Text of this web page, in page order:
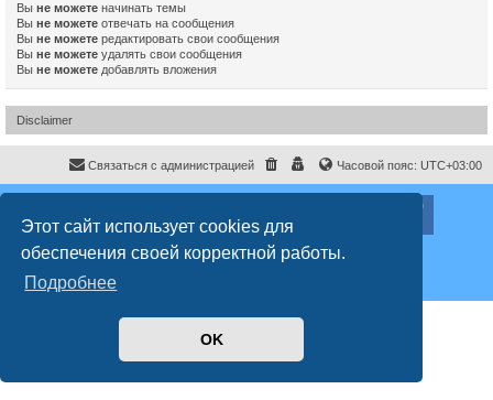
Этот сайт использует cookies для
обеспечения своей корректной работы.
Подробнее
OK
Вы не можете начинать темы
Вы не можете отвечать на сообщения
Вы не можете редактировать свои сообщения
Вы не можете удалять свои сообщения
Вы не можете добавлять вложения
Disclaimer
Часовой пояс: UTC+03:00
Связаться с администрацией
Создано на основеphpBB® Forum Software © phpBB Limited
Русская поддержка phpBB
Конфиденциальность